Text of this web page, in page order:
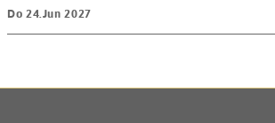
Do 24.Jun 2027